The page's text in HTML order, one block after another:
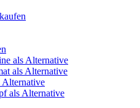
als Alternative
als Alternative
Alternative
als Alternative